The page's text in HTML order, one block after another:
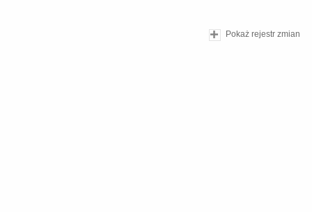
Pokaż rejestr zmian